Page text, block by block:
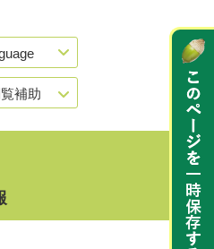
補助